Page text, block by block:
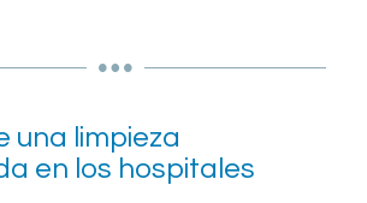
una limpieza
en los hospitales